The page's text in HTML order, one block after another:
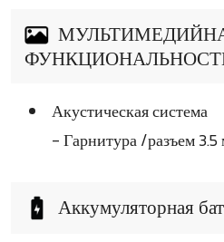
Акустическая система
- Гарнитура /разъем 3.5
Аккумуляторная